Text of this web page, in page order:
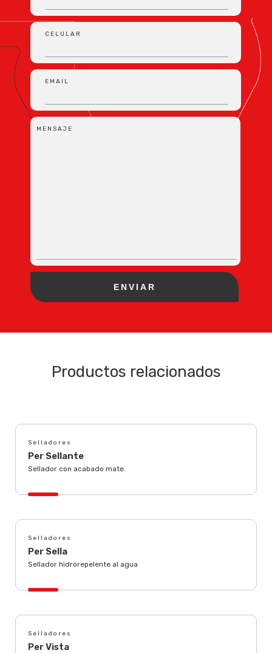
CELULAR
EMAIL
MENSAJE
Productos relacionados
Selladores
Per Sellante
Sellador con acabado mate.
Selladores
Per Sella
Sellador hidrorepelente al agua
Selladores
Per Vista